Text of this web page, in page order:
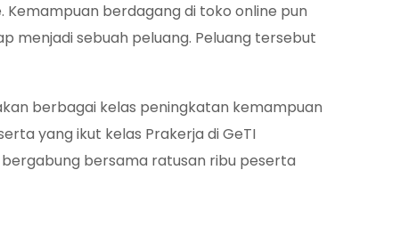
berdagang di toko online pun
menjadi sebuah peluang. Peluang tersebut
berbagai kelas peningkatan kemampuan
yang ikut kelas Prakerja di GeTI
bersama ratusan ribu peserta